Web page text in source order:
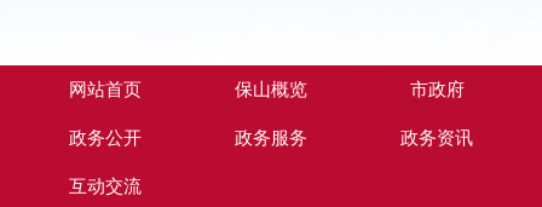
网站首页 保山概览 市政府
政务公开 政务服务 政务资讯
互动交流